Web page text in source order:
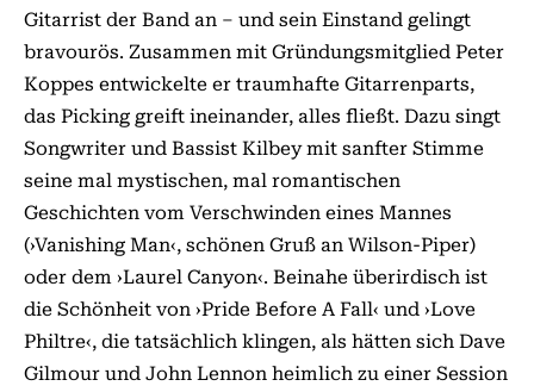
Gitarrist der Band an – und sein Einstand gelingt
bravourös. Zusammen mit Gründungsmitglied Peter
Koppes entwickelte er traumhafte Gitarrenparts,
das Picking greift ineinander, alles fließt. Dazu singt
Songwriter und Bassist Kilbey mit sanfter Stimme
seine mal mystischen, mal romantischen
Geschichten vom Verschwinden eines Mannes
(›Vanishing Man‹, schönen Gruß an Wilson-Piper)
oder dem ›Laurel Canyon‹. Beinahe überirdisch ist
die Schönheit von ›Pride Before A Fall‹ und ›Love
Philtre‹, die tatsächlich klingen, als hätten sich Dave
Gilmour und John Lennon heimlich zu einer Session